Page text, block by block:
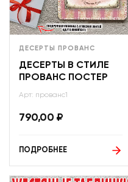
ДЕСЕРТЫ ПРОВАНС
ДЕСЕРТЫ В СТИЛЕ
ПРОВАНС ПОСТЕР
Арт: прованс1
790,00 ₽
ПОДРОБНЕЕ